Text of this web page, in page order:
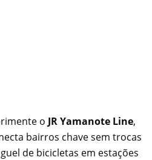
o JR Yamanote Line,
bairros chave sem trocas
de bicicletas em estações